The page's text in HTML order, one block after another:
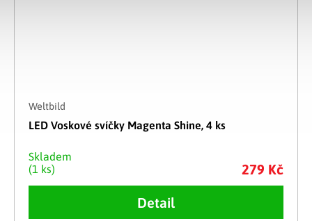
Weltbild
LED Voskové svíčky Magenta Shine, 4 ks
Skladem
(1 ks)
279 Kč
Detail